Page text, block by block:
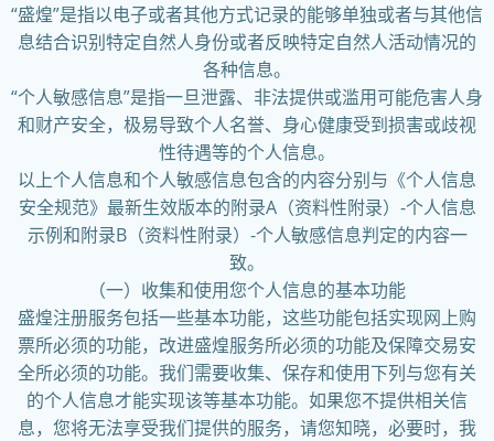
“盛煌”是指以电子或者其他方式记录的能够单独或者与其他信
息结合识别特定自然人身份或者反映特定自然人活动情况的
各种信息。
“个人敏感信息”是指一旦泄露、非法提供或滥用可能危害人身
和财产安全，极易导致个人名誉、身心健康受到损害或歧视
性待遇等的个人信息。
以上个人信息和个人敏感信息包含的内容分别与《个人信息
安全规范》最新生效版本的附录A（资料性附录）-个人信息
示例和附录B（资料性附录）-个人敏感信息判定的内容一
致。
（一）收集和使用您个人信息的基本功能
盛煌注册服务包括一些基本功能，这些功能包括实现网上购
票所必须的功能，改进盛煌服务所必须的功能及保障交易安
全所必须的功能。我们需要收集、保存和使用下列与您有关
的个人信息才能实现该等基本功能。如果您不提供相关信
息，您将无法享受我们提供的服务，请您知晓，必要时，我